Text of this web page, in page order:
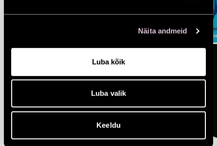
Näita andmeid
Luba kõik
Luba valik
KeelduSolaris